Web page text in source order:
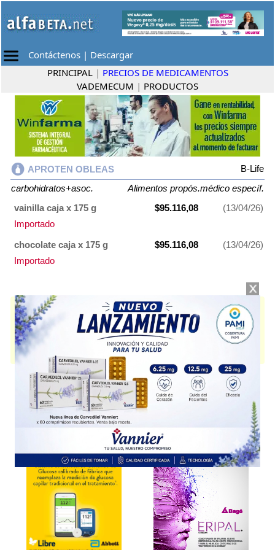
Contáctenos | Descargar
PRINCIPAL | PRECIOS DE MEDICAMENTOS
VADEMECUM | PRODUCTOS
APROTEN OBLEAS
B-Life
carbohidratos+asoc.
Alimentos propós.médico específ.
vainilla caja x 175 g
$95.116,08
(13/04/26)
Importado
chocolate caja x 175 g
$95.116,08
(13/04/26)
Importado
APROTEN OBLEAS contiene carbohidratos+asoc.
y se indica como
Alimentos propós.médico específ.. Es producido porB-Life
y cuenta con
2 presentaciones disponibles.
Producto importado.
Explorar más
Otros productos concarbohidratos+asoc.
Otros productos deB-Life